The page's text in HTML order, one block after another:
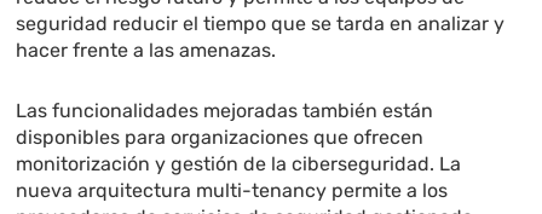
seguridad reducir el tiempo que se tarda en analizar y
hacer frente a las amenazas.
Las funcionalidades mejoradas también están
disponibles para organizaciones que ofrecen
monitorización y gestión de la ciberseguridad. La
nueva arquitectura multi-tenancy permite a los